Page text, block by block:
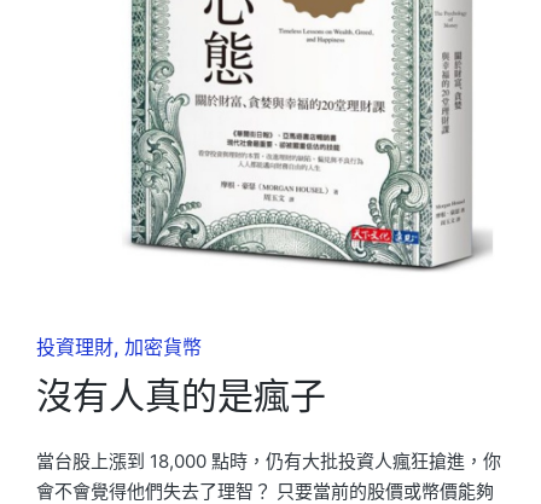
Posted
in
投資理財 加密貨幣
沒有人真的是瘋子
當台股上漲到 18,000 點時，仍有大批投資人瘋狂搶進，你
會不會覺得他們失去了理智？ 只要當前的股價或幣價能夠